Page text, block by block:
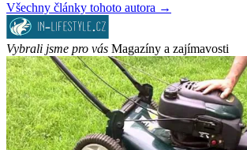
Všechny články tohoto autora →
Vybrali jsme pro vás Magazíny a zajímavosti